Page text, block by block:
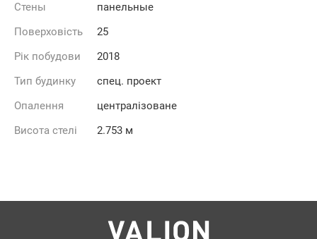
Стены
панельные
Поверховість
25
Рік побудови
2018
Тип будинку
спец. проект
Опалення
централізоване
Висота стелі
2.753 м